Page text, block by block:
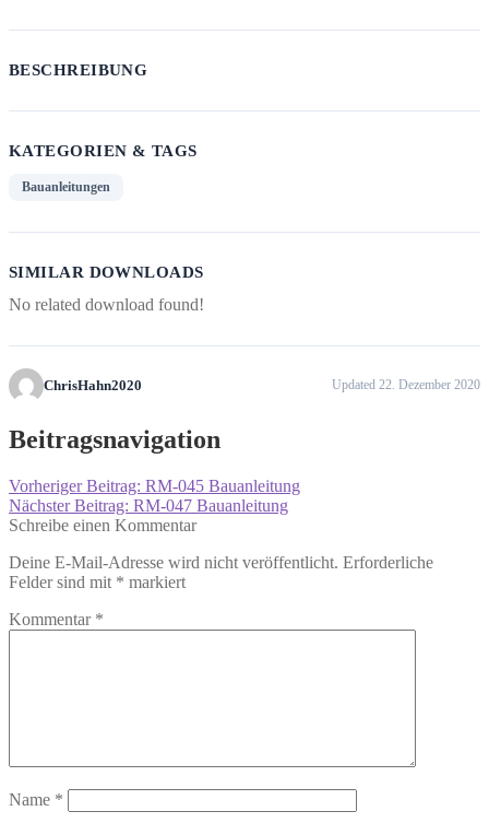
BESCHREIBUNG
KATEGORIEN & TAGS
Bauanleitungen
SIMILAR DOWNLOADS
No related download found!
ChrisHahn2020 Updated 22. Dezember 2020
Beitragsnavigation
Vorheriger Beitrag: RM-045 Bauanleitung
Nächster Beitrag: RM-047 Bauanleitung
Schreibe einen Kommentar
Deine E-Mail-Adresse wird nicht veröffentlicht. Erforderliche
Felder sind mit * markiert
Kommentar *
Name *